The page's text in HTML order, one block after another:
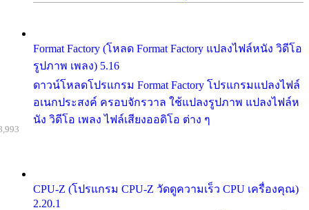
Format Factory (โหลด Format Factory แปลงไฟล์หนัง วิดีโอ
รูปภาพ เพลง) 5.16
ดาวน์โหลดโปรแกรม Format Factory โปรแกรมแปลงไฟล์
อเนกประสงค์ ครอบจักรวาล ใช้แปลงรูปภาพ แปลงไฟล์ห
นัง วิดีโอ เพลง ไฟล์เสียงออดิโอ ต่าง ๆ
CPU-Z (โปรแกรม CPU-Z วัดดูความเร็ว CPU เครื่องคุณ)
2.20.1